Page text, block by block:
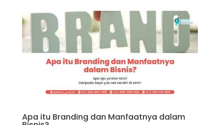
Apa itu Branding dan Manfaatnya dalam